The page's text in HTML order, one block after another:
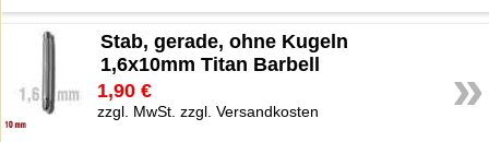
»
Stab, gerade, ohne Kugeln
1,6x10mm Titan Barbell
1,90 €
zzgl. MwSt. zzgl. Versandkosten